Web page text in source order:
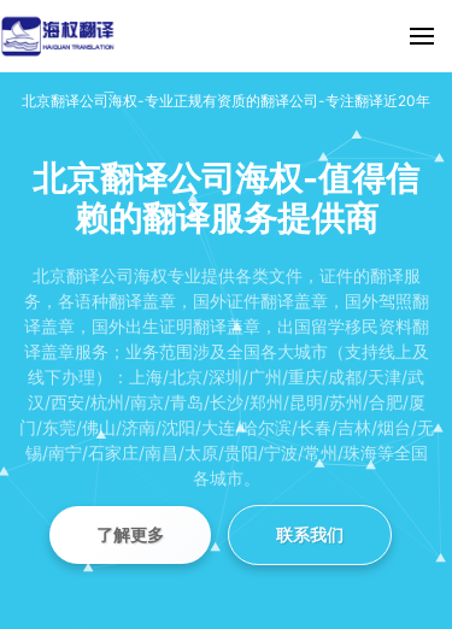
北京翻译公司海权-专业正规有资质的翻译公司-专注翻译近20年
北京翻译公司海权-值得信
赖的翻译服务提供商
北京翻译公司海权专业提供各类文件，证件的翻译服
务，各语种翻译盖章，国外证件翻译盖章，国外驾照翻
译盖章，国外出生证明翻译盖章，出国留学移民资料翻
译盖章服务；业务范围涉及全国各大城市（支持线上及
线下办理）：上海/北京/深圳/广州/重庆/成都/天津/武
汉/西安/杭州/南京/青岛/长沙/郑州/昆明/苏州/合肥/厦
门/东莞/佛山/济南/沈阳/大连/哈尔滨/长春/吉林/烟台/无
锡/南宁/石家庄/南昌/太原/贵阳/宁波/常州/珠海等全国
各城市。
了解更多 联系我们